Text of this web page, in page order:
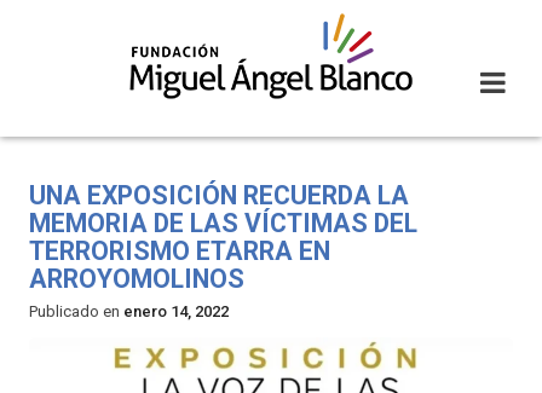
UNA EXPOSICIÓN RECUERDA LA
MEMORIA DE LAS VÍCTIMAS DEL
TERRORISMO ETARRA EN
ARROYOMOLINOS
Publicado en enero 14, 2022